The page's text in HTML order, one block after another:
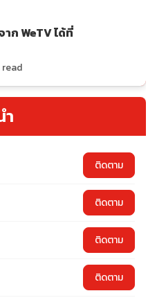
ก WeTV ได้ที่
read
ำ
ติดตาม
ติดตาม
ติดตาม
ติดตาม